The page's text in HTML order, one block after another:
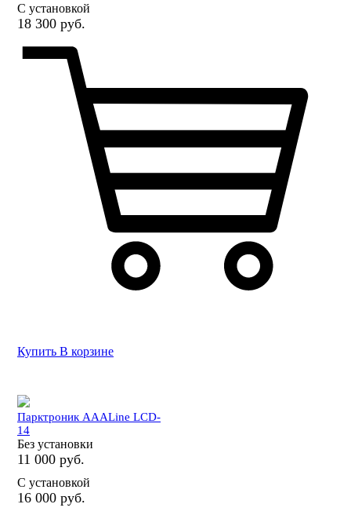
С установкой
18 300 руб.
Купить В корзине
Парктроник AAALine LCD-
14
Без установки
11 000 руб.
С установкой
16 000 руб.